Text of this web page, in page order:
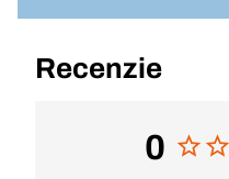
Recenzie
0